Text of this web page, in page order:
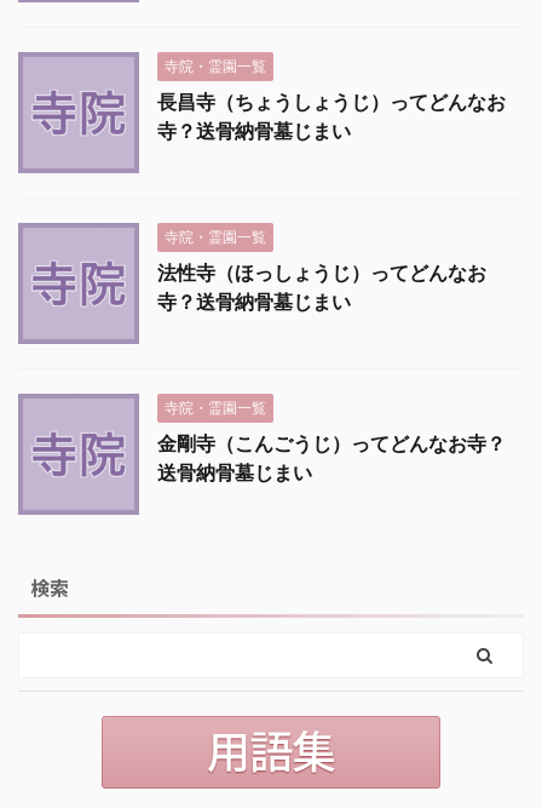
寺院・霊園一覧
長昌寺（ちょうしょうじ）ってどんなお
寺？送骨納骨墓じまい
寺院・霊園一覧
法性寺（ほっしょうじ）ってどんなお
寺？送骨納骨墓じまい
寺院・霊園一覧
金剛寺（こんごうじ）ってどんなお寺？
送骨納骨墓じまい
検索